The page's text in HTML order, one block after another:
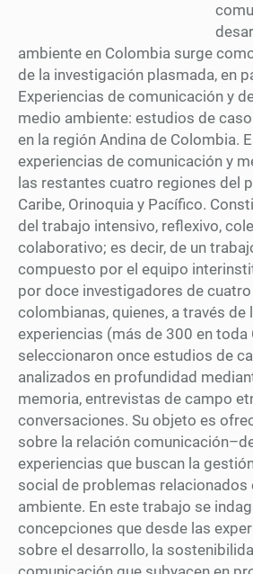
ambiente en Colombia surge
de la investigación plasmada, en
Experiencias de comunicación y
medio ambiente: estudios de
en la región Andina de Colombia.
experiencias de comunicación y
las restantes cuatro regiones del
Caribe, Orinoquia y Pacífico.
del trabajo intensivo, reflexivo,
colaborativo; es decir, de un
compuesto por el equipo
por doce investigadores de
colombianas, quienes, a través
experiencias (más de 300 en toda
seleccionaron once estudios de
analizados en profundidad
memoria, entrevistas de campo
conversaciones. Su objeto es
sobre la relación
experiencias que buscan la
social de problemas relacionados
ambiente. En este trabajo se
concepciones que desde las
sobre el desarrollo, la